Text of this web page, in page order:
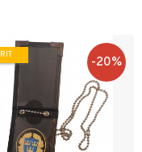
20%